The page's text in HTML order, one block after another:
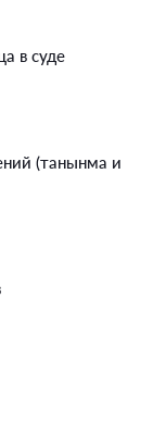
в суде
(танынма и